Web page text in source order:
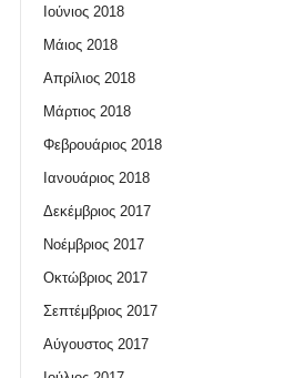
Ιούνιος 2018
Μάιος 2018
Απρίλιος 2018
Μάρτιος 2018
Φεβρουάριος 2018
Ιανουάριος 2018
Δεκέμβριος 2017
Νοέμβριος 2017
Οκτώβριος 2017
Σεπτέμβριος 2017
Αύγουστος 2017